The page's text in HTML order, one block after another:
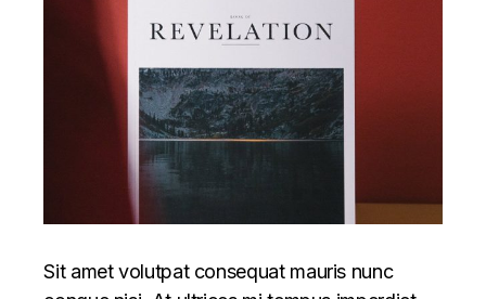
Sit amet volutpat consequat mauris nunc